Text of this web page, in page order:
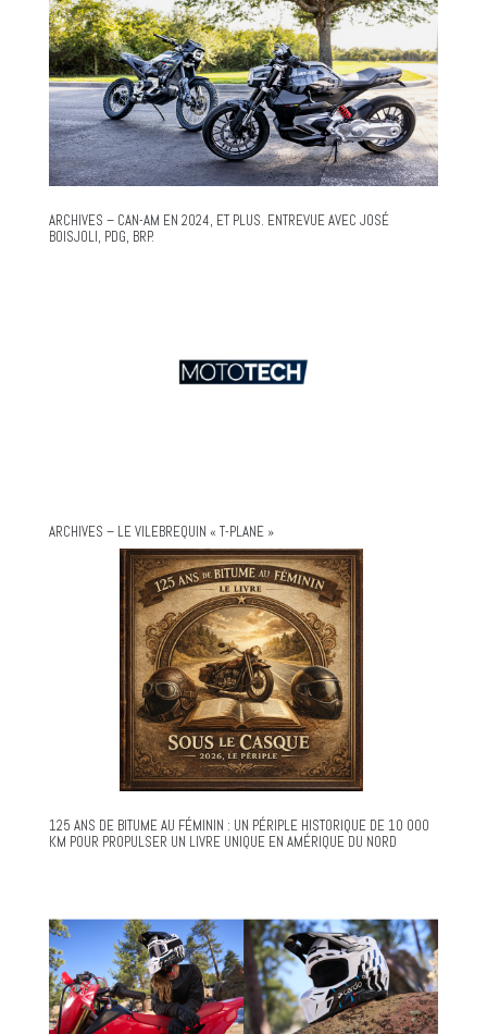
ARCHIVES – CAN-AM EN 2024, ET PLUS. ENTREVUE AVEC JOSÉ
BOISJOLI, PDG, BRP.
ARCHIVES – LE VILEBREQUIN « T-PLANE »
125 ANS DE BITUME AU FÉMININ : UN PÉRIPLE HISTORIQUE DE 10 000
KM POUR PROPULSER UN LIVRE UNIQUE EN AMÉRIQUE DU NORD